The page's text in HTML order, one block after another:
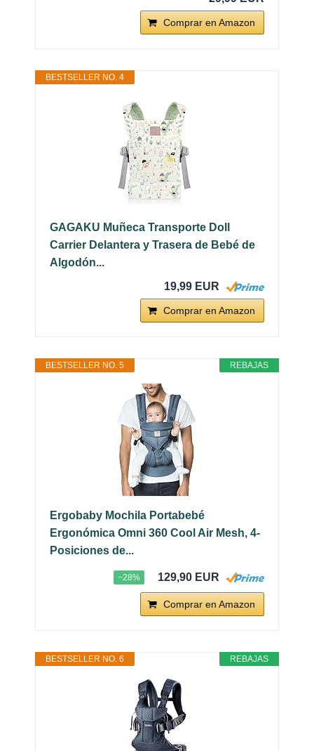
Comprar en Amazon
BESTSELLER NO. 4
GAGAKU Muñeca Transporte Doll
Carrier Delantera y Trasera de Bebé de
Algodón...
19,99 EUR
Comprar en Amazon
REBAJAS
BESTSELLER NO. 5
Ergobaby Mochila Portabebé
Ergonómica Omni 360 Cool Air Mesh, 4-
Posiciones de...
−28% 129,90 EUR
Comprar en Amazon
REBAJAS
BESTSELLER NO. 6